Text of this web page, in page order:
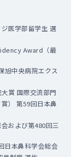
医学部留学生 選
Award（最
旭中央病院エクス
賞 国際交流部門
） 第59回日本鼻
および第480回三
日本鼻科学会総会